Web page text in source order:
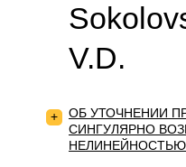
V.D.
+
ОБ УТОЧНЕНИИ
СИНГУЛЯРНО
НЕЛИНЕЙНОСТЬЮ